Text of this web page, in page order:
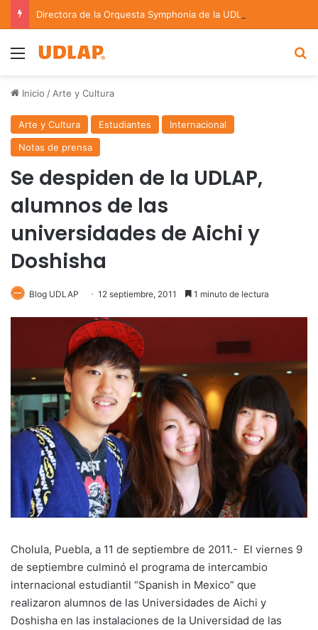
Menu
Inicio / Arte y Cultura
Arte y Cultura Estudiantes
Internacional
Notas de prensa
Se despiden de la UDLAP,
alumnos de las
universidades de Aichi y
Doshisha
Blog UDLAP 12 septiembre, 2011 1 minuto de lectura
Cholula, Puebla, a 11 de septiembre de 2011.- El viernes 9
de septiembre culminó el programa de intercambio
internacional estudiantil “Spanish in Mexico” que
realizaron alumnos de las Universidades de Aichi y
Doshisha en las instalaciones de la Universidad de las